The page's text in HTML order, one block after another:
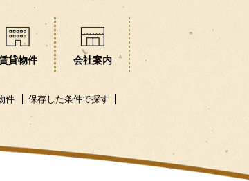
貸物件 会社案内
件 保存した条件で探す